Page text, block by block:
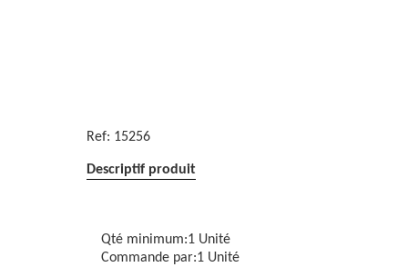
Ref: 15256
Descriptif produit
Qté minimum:1 Unité
Commande par:1 Unité